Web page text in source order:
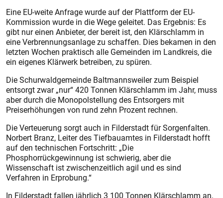
Eine EU-weite Anfrage wurde auf der Plattform der EU-
Kommission wurde in die Wege geleitet. Das Ergebnis: Es
gibt nur einen Anbieter, der bereit ist, den Klärschlamm in
eine Verbrennungsanlage zu schaffen. Dies bekamen in den
letzten Wochen praktisch alle Gemeinden im Landkreis, die
ein eigenes Klärwerk betreiben, zu spüren.
Die Schurwaldgemeinde Baltmannsweiler zum Beispiel
entsorgt zwar „nur“ 420 Tonnen Klärschlamm im Jahr, muss
aber durch die Monopolstellung des Entsorgers mit
Preiserhöhungen von rund zehn Prozent rechnen.
Die Verteuerung sorgt auch in Filderstadt für Sorgenfalten.
Norbert Branz, Leiter des Tiefbauamtes in Filderstadt hofft
auf den technischen Fortschritt: „Die
Phosphorrückgewinnung ist schwierig, aber die
Wissenschaft ist zwischenzeitlich agil und es sind
Verfahren in Erprobung.“
In Filderstadt fallen jährlich 3 100 Tonnen Klärschlamm an.